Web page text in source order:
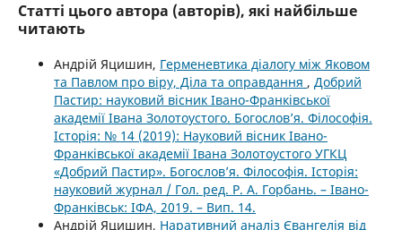
Статті цього автора (авторів), які найбільше
читають
Андрій Яцишин, Герменевтика діалогу між Яковом
та Павлом про віру, Діла та оправдання , Добрий
Пастир: науковий вісник Івано-Франківської
академії Івана Золотоустого. Богослов’я. Філософія.
Історія: № 14 (2019): Науковий вісник Івано-
Франківської академії Івана Золотоустого УГКЦ
«Добрий Пастир». Богослов’я. Філософія. Історія:
науковий журнал / Гол. ред. Р. А. Горбань. – Івано-
Франківськ: ІФА, 2019. – Вип. 14.
Андрій Яцишин, Наративний аналіз Євангелія від